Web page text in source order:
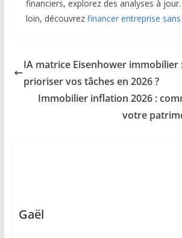
financiers, explorez des analyses à
loin, découvrez financer entreprise
IA matrice Eisenhower immobilier
prioriser vos tâches en 2026 ?
Immobilier inflation 2026 :
votre
Gaël